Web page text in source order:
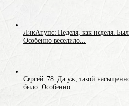
ЛикАпупс: Неделя, как неделя.
Особенно веселило...
Сергей_78: Да уж, такой
было. Особенно...